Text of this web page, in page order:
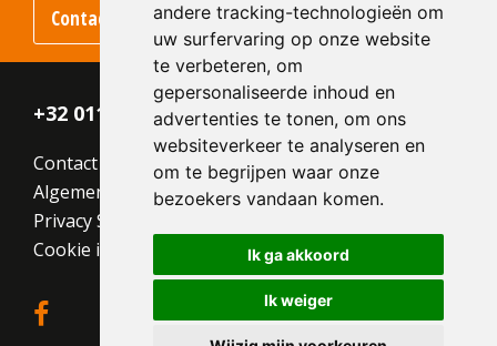
andere tracking-technologieën om
uw surfervaring op onze website
te verbeteren, om
gepersonaliseerde inhoud en
advertenties te tonen, om ons
websiteverkeer te analyseren en
om te begrijpen waar onze
bezoekers vandaan komen.
Ik ga akkoord
Ik weiger
Contact
+32 011 - 870 938
Contact
Algemene voorwaarden
Privacy Statement
Cookie instellingen